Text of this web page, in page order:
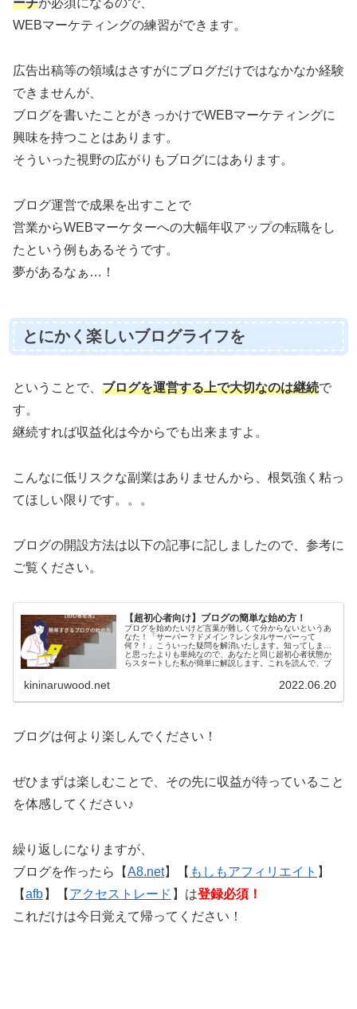
ーチが必須になるので、
WEBマーケティングの練習ができます。
広告出稿等の領域はさすがにブログだけではなかなか経験
できませんが、
ブログを書いたことがきっかけでWEBマーケティングに
興味を持つことはあります。
そういった視野の広がりもブログにはあります。
ブログ運営で成果を出すことで
営業からWEBマーケターへの大幅年収アップの転職をし
たという例もあるそうです。
夢があるなぁ…！
とにかく楽しいブログライフを
ということで、 ブログを運営する上で大切なのは継続で
す。
継続すれば収益化は今からでも出来ますよ。
こんなに低リスクな副業はありませんから、根気強く粘っ
てほしい限りです。。。
ブログの開設方法は以下の記事に記しましたので、参考に
ご覧ください。
【超初心者向け】ブログの簡単な始め方！
ブログを始めたいけど言葉が難しくて分からないというあ
なた！「サーバー？ドメイン？レンタルサーバーって
何？！」こういった疑問を解消いたします。知ってしまう
と思ったよりも単純なので、あなたと同じ超初心者状態か
らスタートした私が簡単に解説します。これを読んで、ブ
kininaruwood.net 2022.06.20
ブログは何より楽しんでください！
ぜひまずは楽しむことで、その先に収益が待っていること
を体感してください♪
繰り返しになりますが、
ブログを作ったら【A8.net】【 もしもアフィリエイト 】
【afb 】【 アクセストレード 】は登録必須！
これだけは今日覚えて帰ってください！